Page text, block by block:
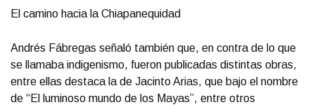
El camino hacia la Chiapanequidad
Andrés Fábregas señaló también que, en contra de lo que
se llamaba indigenismo, fueron publicadas distintas obras,
entre ellas destaca la de Jacinto Arias, que bajo el nombre
de “El luminoso mundo de los Mayas”, entre otros